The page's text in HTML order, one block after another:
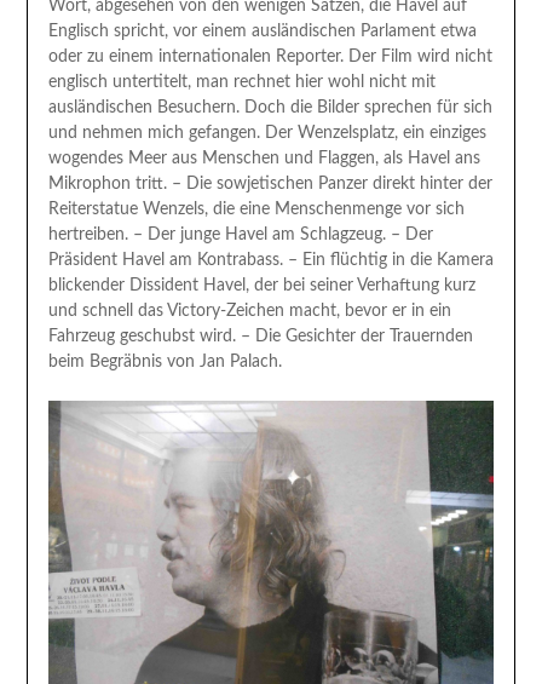
Wort, abgesehen von den wenigen Sätzen, die Havel auf
Englisch spricht, vor einem ausländischen Parlament etwa
oder zu einem internationalen Reporter. Der Film wird nicht
englisch untertitelt, man rechnet hier wohl nicht mit
ausländischen Besuchern. Doch die Bilder sprechen für sich
und nehmen mich gefangen. Der Wenzelsplatz, ein einziges
wogendes Meer aus Menschen und Flaggen, als Havel ans
Mikrophon tritt. – Die sowjetischen Panzer direkt hinter der
Reiterstatue Wenzels, die eine Menschenmenge vor sich
hertreiben. – Der junge Havel am Schlagzeug. – Der
Präsident Havel am Kontrabass. – Ein flüchtig in die Kamera
blickender Dissident Havel, der bei seiner Verhaftung kurz
und schnell das Victory-Zeichen macht, bevor er in ein
Fahrzeug geschubst wird. – Die Gesichter der Trauernden
beim Begräbnis von Jan Palach.